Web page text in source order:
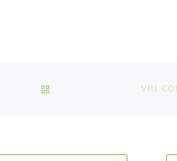
VOLTAR À LISTA DEVIII